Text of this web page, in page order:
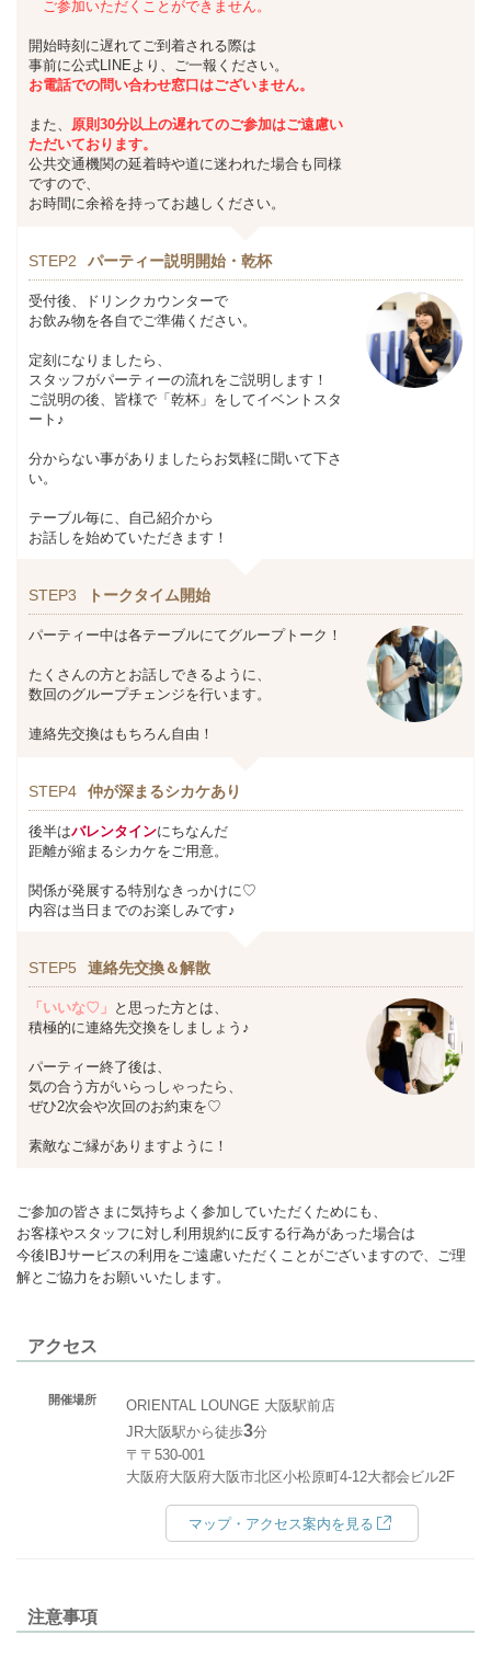
ご参加いただくことができません。
開始時刻に遅れてご到着される際は
事前に公式LINEより、ご一報ください。
お電話での問い合わせ窓口はございません。
また、 原則30分以上の遅れてのご参加はご遠慮い
ただいております。
公共交通機関の延着時や道に迷われた場合も同様
ですので、
お時間に余裕を持ってお越しください。
STEP2 パーティー説明開始・乾杯
受付後、ドリンクカウンターで
お飲み物を各自でご準備ください。
定刻になりましたら、
スタッフがパーティーの流れをご説明します！
ご説明の後、皆様で「乾杯」をしてイベントスタ
ート♪
分からない事がありましたらお気軽に聞いて下さ
い。
テーブル毎に、自己紹介から
お話しを始めていただきます！
STEP3 トークタイム開始
パーティー中は各テーブルにてグループトーク！
たくさんの方とお話しできるように、
数回のグループチェンジを行います。
連絡先交換はもちろん自由！
STEP4 仲が深まるシカケあり
後半はバレンタインにちなんだ
距離が縮まるシカケをご用意。
関係が発展する特別なきっかけに♡
内容は当日までのお楽しみです♪
STEP5 連絡先交換＆解散
「いいな♡」 と思った方とは、
積極的に連絡先交換をしましょう♪
パーティー終了後は、
気の合う方がいらっしゃったら、
ぜひ2次会や次回のお約束を♡
素敵なご縁がありますように！
ご参加の皆さまに気持ちよく参加していただくためにも、
お客様やスタッフに対し利用規約に反する行為があった場合は
今後IBJサービスの利用をご遠慮いただくことがございますので、ご理
解とご協力をお願いいたします。
アクセス
開催場所
ORIENTAL LOUNGE 大阪駅前店
JR大阪駅から徒歩3分
〒〒530-001
大阪府大阪府大阪市北区小松原町4-12大都会ビル2F
マップ・アクセス案内を見る
注意事項